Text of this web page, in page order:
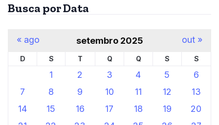
Busca por Data
setembro 2025
D S T Q Q S S
1 2 3 4 5
6
7
8 9 10 11 12
13
14
15 16 17 18 19
20
« ago out »